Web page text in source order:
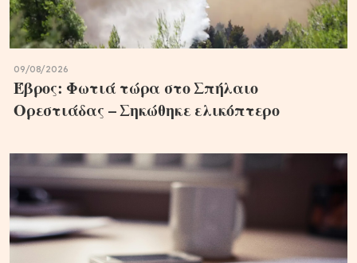
09/08/2026
Έβρος: Φωτιά τώρα στο Σπήλαιο
Ορεστιάδας – Σηκώθηκε ελικόπτερο